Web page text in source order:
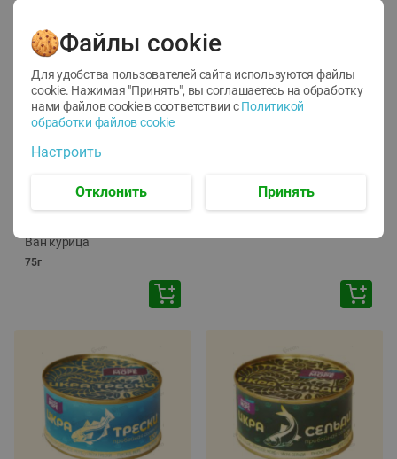
12
1.05 руб./
руб./шт
Корм влаж. для кош. с
Ван курица
75г
ТОФУ Vegetus ТВЕРДЫЙ
Файлы cookie
Для удобства пользователей сайта используются файлы
cookie. Нажимая "Принять", вы соглашаетесь на обработку
нами файлов cookie в соответствии с Политикой
обработки файлов cookie
Настроить
Отклонить Принять